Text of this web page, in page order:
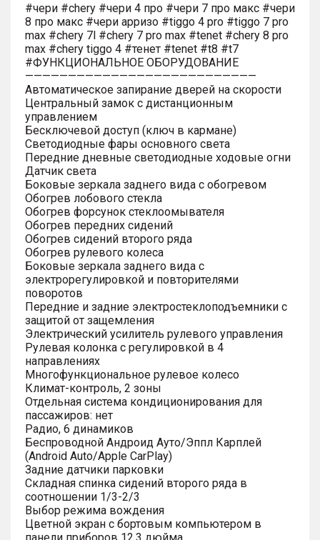
#чери #chery #чери 4 про #чери 7 про макс #чери
8 про макс #чери арризо #tiggo 4 pro #tiggo 7 pro
max #chery 7l #chery 7 pro max #tenet #chery 8 pro
max #chery tiggo 4 #тенет #tenet #t8 #t7
#ФУНКЦИОНАЛЬНОЕ ОБОРУДОВАНИЕ
———————————————————————————
Автоматическое запирание дверей на скорости
Центральный замок с дистанционным
управлением
Бесключевой доступ (ключ в кармане)
Светодиодные фары основного света
Передние дневные светодиодные ходовые огни
Датчик света
Боковые зеркала заднего вида с обогревом
Обогрев лобового стекла
Обогрев форсунок стеклоомывателя
Обогрев передних сидений
Обогрев сидений второго ряда
Обогрев рулевого колеса
Боковые зеркала заднего вида с
электрорегулировкой и повторителями
поворотов
Передние и задние электростеклоподъемники с
защитой от защемления
Электрический усилитель рулевого управления
Рулевая колонка с регулировкой в 4
направлениях
Многофункциональное рулевое колесо
Климат-контроль, 2 зоны
Отдельная система кондиционирования для
пассажиров: нет
Радио, 6 динамиков
Беспроводной Андроид Ауто/Эппл Карплей
(Android Auto/Apple CarPlay)
Задние датчики парковки
Складная спинка сидений второго ряда в
соотношении 1/3-2/3
Выбор режима вождения
Цветной экран с бортовым компьютером в
панели приборов 12.3 дюйма